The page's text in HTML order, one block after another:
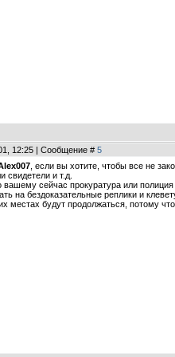
12:25 | Сообщение # 5
, если вы хотите, чтобы все не
свидетели и т.д.
сейчас прокуратура или
на бездоказательные реплики и
местах будут продолжаться, потому